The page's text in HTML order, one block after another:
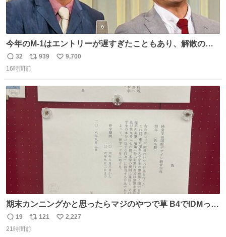
今年のM-1はエントリーが遅すぎたこともあり、解散の可
能性を作り出してからのスタート！！ 遅くなって申し訳な
い🙏 エントリーナンバーは「GO!無策!」でかなり覚えやす
返
信
32
リ
ポ
数
939
い
9,700
16時間前
期末カンニングかと思ったらマジのやつで草 B4でIDMって
ことはおそらく就職だし、内定取り消し？ それと夏休み期
間の停学って無意味じゃね？
返
信
19
リ
ポ
121
い
2,227
21時間前